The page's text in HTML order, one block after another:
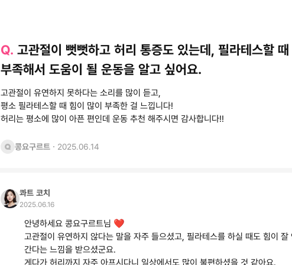
Q. 고관절이 뻣뻣하고 허리 통증도 있는데, 필라테스할 때
부족해서 도움이 될 운동을 알고 싶어요.
고관절이 유연하지 못하다는 소리를 많이 듣고,
평소 필라테스할 때 힘이 많이 부족한 걸 느낍니다!
허리는 평소에 많이 아픈 편인데 운동 추천 해주시면 감사합니다!!
콩요구르트 · 2025.06.14
콰트 코치
2025.06.16
안녕하세요 콩요구르트님 ❤️
고관절이 유연하지 않다는 말을 자주 들으셨고, 필라테스를 하실 때도 힘이 잘
간다는 느낌을 받으셨군요.
게다가 허리까지 자주 아프시다니 일상에서도 많이 불편하셨을 것 같아요.